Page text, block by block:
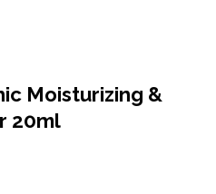
Moisturizing &
20ml